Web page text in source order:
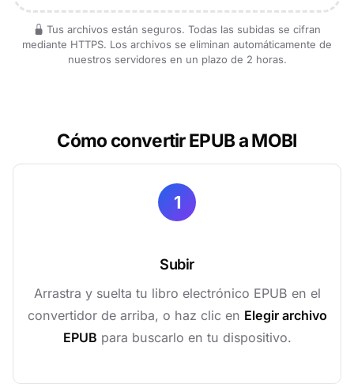
Tus archivos están seguros. Todas las subidas se cifran
mediante HTTPS. Los archivos se eliminan automáticamente de
nuestros servidores en un plazo de 2 horas.
Cómo convertir EPUB a MOBI
1
Subir
Arrastra y suelta tu libro electrónico EPUB en el
convertidor de arriba, o haz clic en Elegir archivo
EPUB para buscarlo en tu dispositivo.